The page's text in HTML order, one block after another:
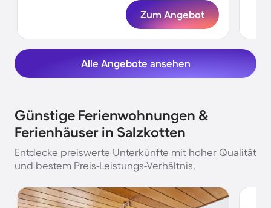
Zum Angebot
Alle Angebote ansehen
Günstige Ferienwohnungen &
Ferienhäuser in Salzkotten
Entdecke preiswerte Unterkünfte mit hoher Qualität
und bestem Preis-Leistungs-Verhältnis.